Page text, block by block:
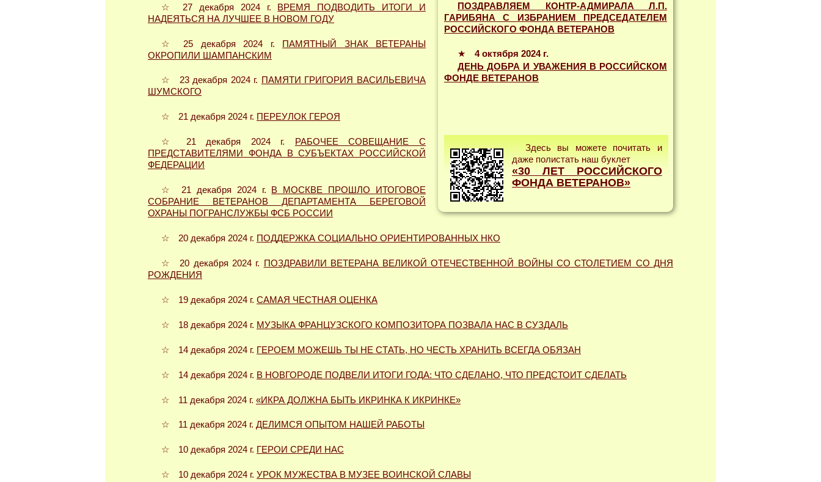
ПОЗДРАВЛЯЕМ КОНТР-АДМИРАЛА Л.П.
ГАРИ­БЯНА С ИЗБРАНИЕМ ПРЕДСЕДАТЕЛЕМ
РОС­СИЙСКОГО ФОНДА ВЕТЕРАНОВ
★ 4 октября 2024 г.
ДЕНЬ ДОБРА И УВАЖЕНИЯ В РОССИЙСКОМ
ФОНДЕ ВЕТЕРАНОВ
Здесь вы можете почитать и
даже полистать наш буклет
«30 ЛЕТ РОССИЙСКОГО
ФОНДА ВЕТЕРАНОВ»
☆ 27 декабря 2024 г.
ВРЕМЯ ПОДВОДИТЬ ИТОГИ И
НАДЕЯТЬСЯ НА ЛУЧШЕЕ В НОВОМ ГОДУ
☆ 25 декабря 2024 г. ПАМЯТНЫЙ ЗНАК ВЕТЕРАНЫ
ОКРОПИЛИ ШАМПАНСКИМ
☆ 23 декабря 2024 г. ПАМЯТИ ГРИГОРИЯ ВАСИЛЬЕВИЧА
ШУМСКОГО
☆ 21 декабря 2024 г. ПЕРЕУЛОК ГЕРОЯ
☆ 21 декабря 2024 г.
РАБОЧЕЕ СОВЕЩАНИЕ С
ПРЕДСТАВИТЕЛЯМИ ФОНДА В СУБЪЕКТАХ РОССИЙСКОЙ
ФЕДЕРАЦИИ
☆ 21 декабря 2024 г.
В МОСКВЕ ПРОШЛО ИТОГОВОЕ
СОБРАНИЕ ВЕТЕРАНОВ ДЕПАРТАМЕНТА БЕРЕГОВОЙ
ОХРАНЫ ПОГРАНСЛУЖБЫ ФСБ РОССИИ
☆ 20 декабря 2024 г. ПОДДЕРЖКА СОЦИАЛЬНО ОРИЕНТИРОВАННЫХ НКО
☆ 20 декабря 2024 г.
ПОЗДРАВИЛИ ВЕТЕРАНА ВЕЛИКОЙ ОТЕЧЕСТВЕННОЙ ВОЙНЫ СО СТОЛЕТИЕМ СО ДНЯ
РОЖДЕНИЯ
☆ 19 декабря 2024 г. САМАЯ ЧЕСТНАЯ ОЦЕНКА
☆ 18 декабря 2024 г. МУЗЫКА ФРАНЦУЗСКОГО КОМПОЗИТОРА ПОЗВАЛА НАС В СУЗДАЛЬ
☆ 14 декабря 2024 г. ГЕРОЕМ МОЖЕШЬ ТЫ НЕ СТАТЬ, НО ЧЕСТЬ ХРАНИТЬ ВСЕГДА ОБЯЗАН
☆ 14 декабря 2024 г. В НОВГОРОДЕ ПОДВЕЛИ ИТОГИ ГОДА: ЧТО СДЕЛАНО, ЧТО ПРЕДСТОИТ СДЕЛАТЬ
☆ 11 декабря 2024 г. «ИКРА ДОЛЖНА БЫТЬ ИКРИНКА К ИКРИНКЕ»
☆ 11 декабря 2024 г. ДЕЛИМСЯ ОПЫТОМ НАШЕЙ РАБОТЫ
☆ 10 декабря 2024 г. ГЕРОИ СРЕДИ НАС
☆ 10 декабря 2024 г. УРОК МУЖЕСТВА В МУЗЕЕ ВО­ИНСКОЙ СЛАВЫ